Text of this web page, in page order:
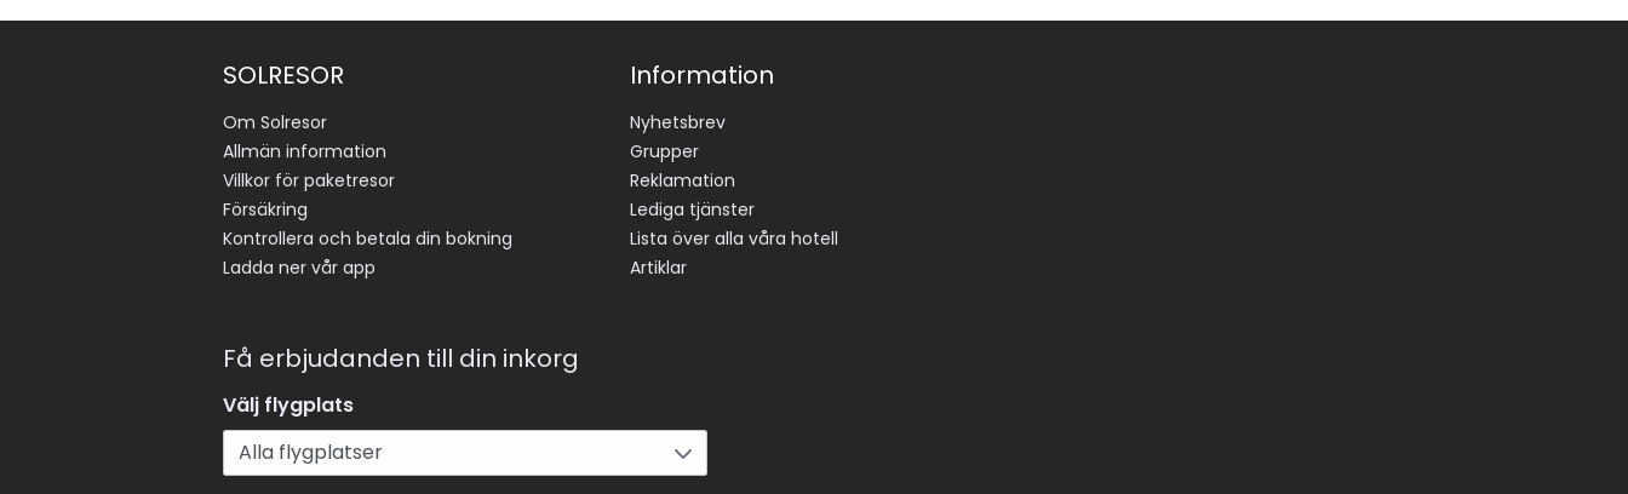
SOLRESOR
Om Solresor
Allmän information
Villkor för paketresor
Försäkring
Kontrollera och betala din bokning
Ladda ner vår app
Information
Nyhetsbrev
Grupper
Reklamation
Lediga tjänster
Lista över alla våra hotell
Artiklar
Få erbjudanden till din inkorg
Välj flygplats